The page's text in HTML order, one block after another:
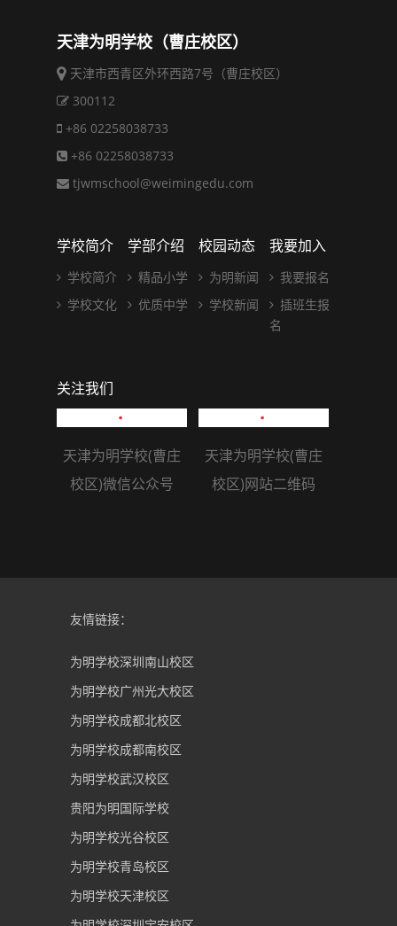
天津为明学校（曹庄校区）
天津市西青区外环西路7号（曹庄校区）
300112
+86 02258038733
+86 02258038733
tjwmschool@weimingedu.com
学校简介
学校简介
学校文化
学部介绍
精品小学
优质中学
校园动态
为明新闻
学校新闻
我要加入
我要报名
插班生报
名
关注我们
天津为明学校(曹庄
校区)微信公众号
天津为明学校(曹庄
校区)网站二维码
友情链接：
为明学校深圳南山校区
为明学校广州光大校区
为明学校成都北校区
为明学校成都南校区
为明学校武汉校区
贵阳为明国际学校
为明学校光谷校区
为明学校青岛校区
为明学校天津校区